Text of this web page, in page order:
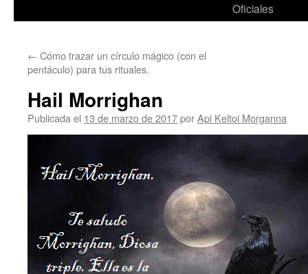
Oficiales
← Cómo trazar un círculo mágico (con el
pentáculo) para tus rituales.
Hail Morrighan
Publicada el 13 de marzo de 2017porApi Keltoi Morganna